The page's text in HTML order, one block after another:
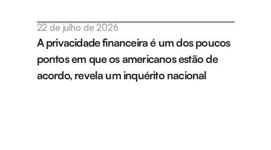
22 de julho de 2026
A privacidade financeira é um dos poucos
pontos em que os americanos estão de
acordo, revela um inquérito nacional